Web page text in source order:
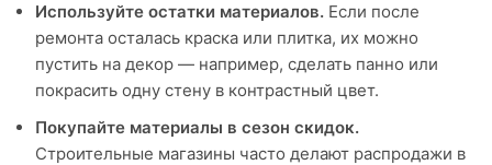
Используйте остатки материалов. Если после
ремонта осталась краска или плитка, их можно
пустить на декор — например, сделать панно или
покрасить одну стену в контрастный цвет.
Покупайте материалы в сезон скидок.
Строительные магазины часто делают распродажи в